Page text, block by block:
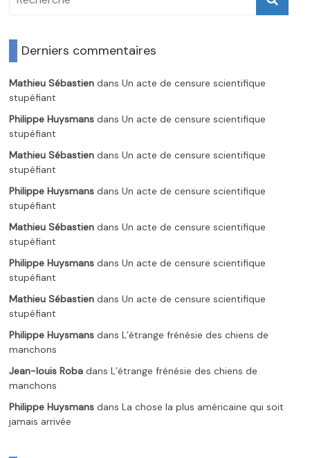
Derniers commentaires
Mathieu Sébastien dansUn acte de censure scientifique
stupéfiant
Philippe Huysmans dansUn acte de censure scientifique
stupéfiant
Mathieu Sébastien dansUn acte de censure scientifique
stupéfiant
Philippe Huysmans dansUn acte de censure scientifique
stupéfiant
Mathieu Sébastien dansUn acte de censure scientifique
stupéfiant
Philippe Huysmans dansUn acte de censure scientifique
stupéfiant
Mathieu Sébastien dansUn acte de censure scientifique
stupéfiant
Philippe Huysmans dansL’étrange frénésie des chiens de
manchons
Jean-louis Roba dansL’étrange frénésie des chiens de
manchons
Philippe Huysmans dansLa chose la plus américaine qui soit
jamais arrivée